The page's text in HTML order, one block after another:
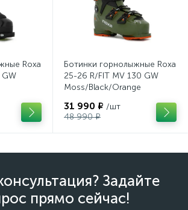
Roxa
GW
Ботинки горнолыжные Roxa
25-26 R/FIT MV 130 GW
Moss/Black/Orange
31 990 ₽ /шт
48 990 ₽
Задайте
прямо сейчас!